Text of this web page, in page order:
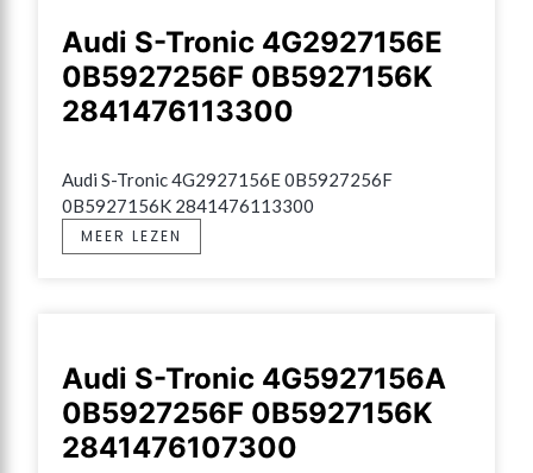
Audi S-Tronic 4G2927156E
0B5927256F 0B5927156K
2841476113300
Audi S-Tronic 4G2927156E 0B5927256F
0B5927156K 2841476113300
MEER LEZEN
Audi S-Tronic 4G5927156A
0B5927256F 0B5927156K
2841476107300